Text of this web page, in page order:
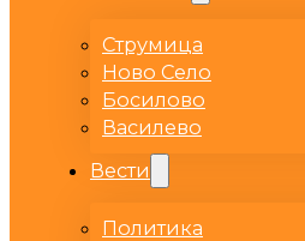
Струмица
Ново Село
Босилово
Василево
Вести
Политика